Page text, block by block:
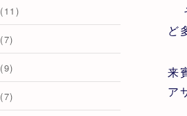
ど
来
ア
(11)
(7)
(9)
(7)